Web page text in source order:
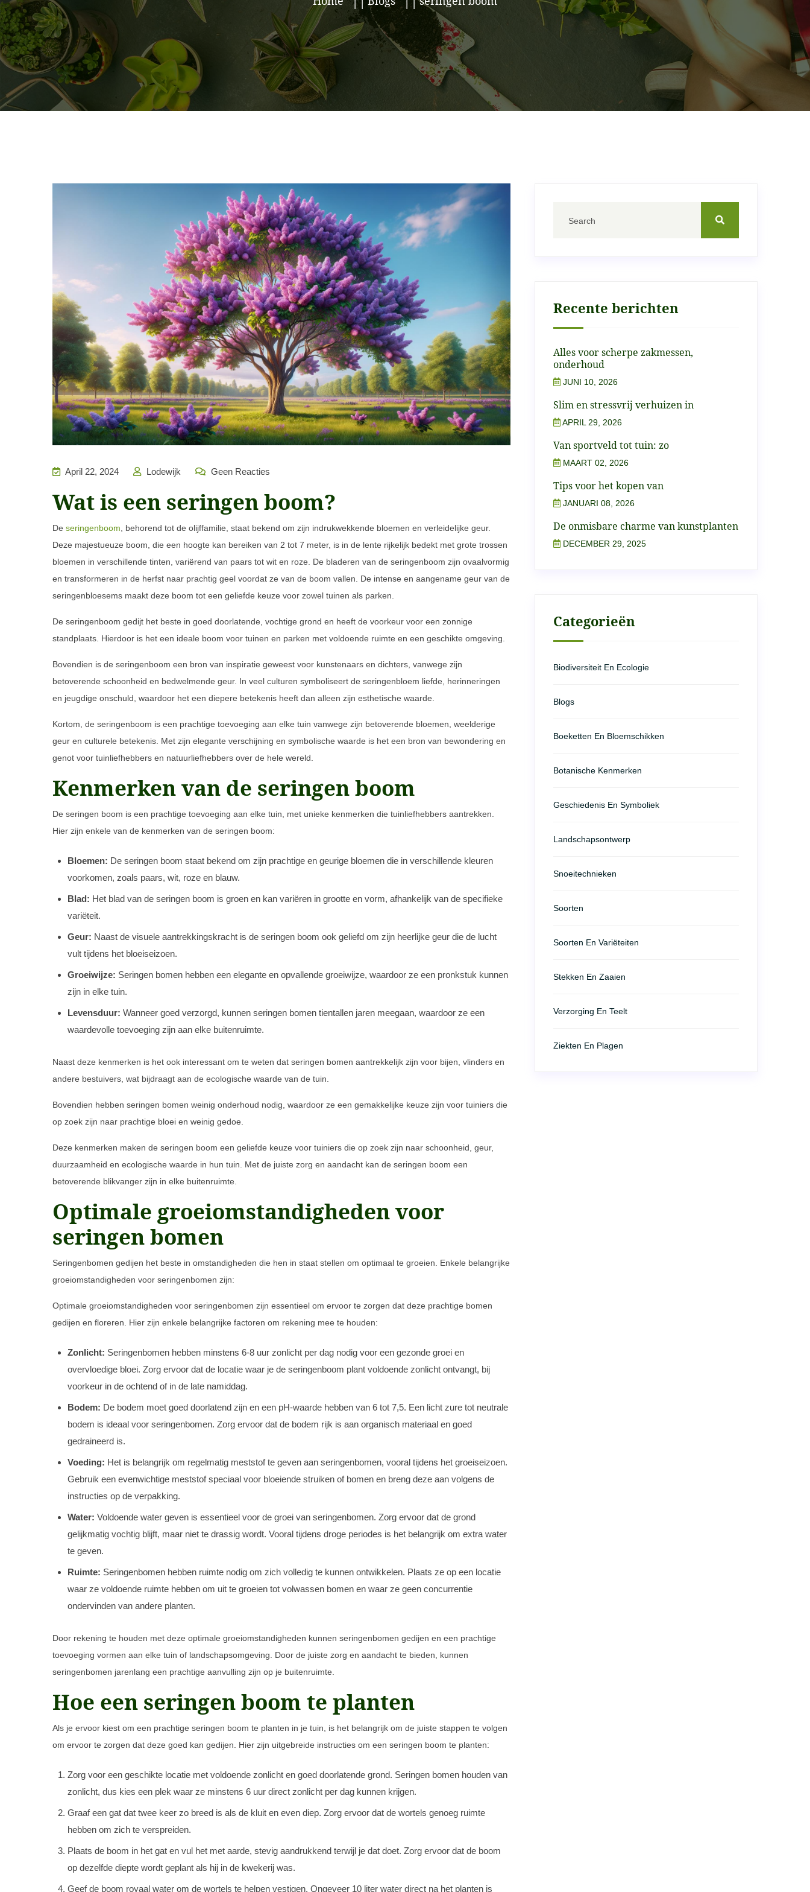
April 22, 2024 Lodewijk Geen Reacties
Wat is een seringen boom?
De seringenboom, behorend tot de olijffamilie, staat bekend om zijn indrukwekkende bloemen en verleidelijke geur.
Deze majestueuze boom, die een hoogte kan bereiken van 2 tot 7 meter, is in de lente rijkelijk bedekt met grote trossen
bloemen in verschillende tinten, variërend van paars tot wit en roze. De bladeren van de seringenboom zijn ovaalvormig
en transformeren in de herfst naar prachtig geel voordat ze van de boom vallen. De intense en aangename geur van de
seringenbloesems maakt deze boom tot een geliefde keuze voor zowel tuinen als parken.
De seringenboom gedijt het beste in goed doorlatende, vochtige grond en heeft de voorkeur voor een zonnige
standplaats. Hierdoor is het een ideale boom voor tuinen en parken met voldoende ruimte en een geschikte omgeving.
Bovendien is de seringenboom een bron van inspiratie geweest voor kunstenaars en dichters, vanwege zijn
betoverende schoonheid en bedwelmende geur. In veel culturen symboliseert de seringenbloem liefde, herinneringen
en jeugdige onschuld, waardoor het een diepere betekenis heeft dan alleen zijn esthetische waarde.
Kortom, de seringenboom is een prachtige toevoeging aan elke tuin vanwege zijn betoverende bloemen, weelderige
geur en culturele betekenis. Met zijn elegante verschijning en symbolische waarde is het een bron van bewondering en
genot voor tuinliefhebbers en natuurliefhebbers over de hele wereld.
Kenmerken van de seringen boom
De seringen boom is een prachtige toevoeging aan elke tuin, met unieke kenmerken die tuinliefhebbers aantrekken.
Hier zijn enkele van de kenmerken van de seringen boom:
Bloemen: De seringen boom staat bekend om zijn prachtige en geurige bloemen die in verschillende kleuren
voorkomen, zoals paars, wit, roze en blauw.
Blad: Het blad van de seringen boom is groen en kan variëren in grootte en vorm, afhankelijk van de specifieke
variëteit.
Geur: Naast de visuele aantrekkingskracht is de seringen boom ook geliefd om zijn heerlijke geur die de lucht
vult tijdens het bloeiseizoen.
Groeiwijze: Seringen bomen hebben een elegante en opvallende groeiwijze, waardoor ze een pronkstuk kunnen
zijn in elke tuin.
Levensduur: Wanneer goed verzorgd, kunnen seringen bomen tientallen jaren meegaan, waardoor ze een
waardevolle toevoeging zijn aan elke buitenruimte.
Naast deze kenmerken is het ook interessant om te weten dat seringen bomen aantrekkelijk zijn voor bijen, vlinders en
andere bestuivers, wat bijdraagt aan de ecologische waarde van de tuin.
Bovendien hebben seringen bomen weinig onderhoud nodig, waardoor ze een gemakkelijke keuze zijn voor tuiniers die
op zoek zijn naar prachtige bloei en weinig gedoe.
Deze kenmerken maken de seringen boom een geliefde keuze voor tuiniers die op zoek zijn naar schoonheid, geur,
duurzaamheid en ecologische waarde in hun tuin. Met de juiste zorg en aandacht kan de seringen boom een
betoverende blikvanger zijn in elke buitenruimte.
Optimale groeiomstandigheden voor
seringen bomen
Seringenbomen gedijen het beste in omstandigheden die hen in staat stellen om optimaal te groeien. Enkele belangrijke
groeiomstandigheden voor seringenbomen zijn:
Optimale groeiomstandigheden voor seringenbomen zijn essentieel om ervoor te zorgen dat deze prachtige bomen
gedijen en floreren. Hier zijn enkele belangrijke factoren om rekening mee te houden:
Zonlicht: Seringenbomen hebben minstens 6-8 uur zonlicht per dag nodig voor een gezonde groei en
overvloedige bloei. Zorg ervoor dat de locatie waar je de seringenboom plant voldoende zonlicht ontvangt, bij
voorkeur in de ochtend of in de late namiddag.
Bodem: De bodem moet goed doorlatend zijn en een pH-waarde hebben van 6 tot 7,5. Een licht zure tot neutrale
bodem is ideaal voor seringenbomen. Zorg ervoor dat de bodem rijk is aan organisch materiaal en goed
gedraineerd is.
Voeding: Het is belangrijk om regelmatig meststof te geven aan seringenbomen, vooral tijdens het groeiseizoen.
Gebruik een evenwichtige meststof speciaal voor bloeiende struiken of bomen en breng deze aan volgens de
instructies op de verpakking.
Water: Voldoende water geven is essentieel voor de groei van seringenbomen. Zorg ervoor dat de grond
gelijkmatig vochtig blijft, maar niet te drassig wordt. Vooral tijdens droge periodes is het belangrijk om extra water
te geven.
Ruimte: Seringenbomen hebben ruimte nodig om zich volledig te kunnen ontwikkelen. Plaats ze op een locatie
waar ze voldoende ruimte hebben om uit te groeien tot volwassen bomen en waar ze geen concurrentie
ondervinden van andere planten.
Door rekening te houden met deze optimale groeiomstandigheden kunnen seringenbomen gedijen en een prachtige
toevoeging vormen aan elke tuin of landschapsomgeving. Door de juiste zorg en aandacht te bieden, kunnen
seringenbomen jarenlang een prachtige aanvulling zijn op je buitenruimte.
Hoe een seringen boom te planten
Als je ervoor kiest om een prachtige seringen boom te planten in je tuin, is het belangrijk om de juiste stappen te volgen
om ervoor te zorgen dat deze goed kan gedijen. Hier zijn uitgebreide instructies om een seringen boom te planten:
Zorg voor een geschikte locatie met voldoende zonlicht en goed doorlatende grond. Seringen bomen houden van
zonlicht, dus kies een plek waar ze minstens 6 uur direct zonlicht per dag kunnen krijgen.
Graaf een gat dat twee keer zo breed is als de kluit en even diep. Zorg ervoor dat de wortels genoeg ruimte
hebben om zich te verspreiden.
Plaats de boom in het gat en vul het met aarde, stevig aandrukkend terwijl je dat doet. Zorg ervoor dat de boom
op dezelfde diepte wordt geplant als hij in de kwekerij was.
Geef de boom royaal water om de wortels te helpen vestigen. Ongeveer 10 liter water direct na het planten is
Recente berichten
Alles voor scherpe zakmessen,
onderhoud
JUNI 10, 2026
Slim en stressvrij verhuizen in
APRIL 29, 2026
Van sportveld tot tuin: zo
MAART 02, 2026
Tips voor het kopen van
JANUARI 08, 2026
De onmisbare charme van kunstplanten
DECEMBER 29, 2025
Categorieën
Biodiversiteit En Ecologie
Blogs
Boeketten En Bloemschikken
Botanische Kenmerken
Geschiedenis En Symboliek
Landschapsontwerp
Snoeitechnieken
Soorten
Soorten En Variëteiten
Stekken En Zaaien
Verzorging En Teelt
Ziekten En Plagen